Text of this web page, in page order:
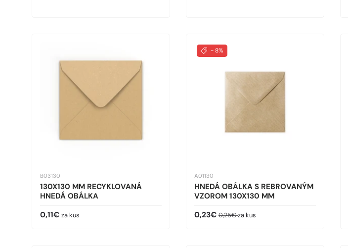
B03130
130X130 MM RECYKLOVANÁ
HNEDÁ OBÁLKA
Bežná cena
0,11€ za kus
- 8%
A01130
HNEDÁ OBÁLKA S REBROVANÝM
VZOROM 130X130 MM
Predajná cena
0,23€ Bežná cena
0,25€za kus